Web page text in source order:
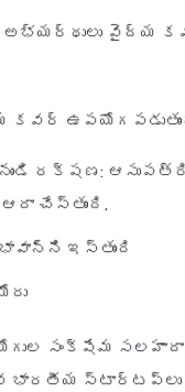
వైద్య
కవర్
రక్షణ:
చేస్తుంది.
ఇస్తుంది
సంక్షేమ
భారతీయ